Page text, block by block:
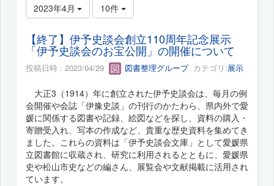
2023年4月 10件
【終了】伊予史談会創立110周年記念展示
「伊予史談会のお宝公開」の開催について
投稿日時 : 2023/04/29 図書整理グループカテゴリ:展示
大正3（1914）年に創立された伊予史談会は、毎月の例
会開催や会誌「伊豫史談」の刊行のかたわら、県内外で愛
媛に関係する図書や記録、絵図などを探し、資料の購入・
寄贈受入れ、写本の作成など、貴重な歴史資料を集めてき
ました。これらの資料は「伊予史談会文庫」として愛媛県
立図書館に収蔵され、研究に利用されるとともに、愛媛県
史や松山市史などの編さん、展覧会や文献掲載に活用され
ています。